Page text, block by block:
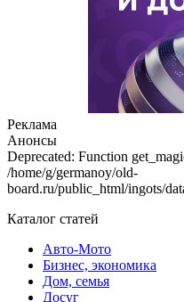
Реклама
Анонсы
Deprecated: Function
/home/g/germanoy/old-
board.ru/public_html/ingots/
Каталог статей
Авто-Мото
Бизнес, экономика
Дом, семья
Досуг